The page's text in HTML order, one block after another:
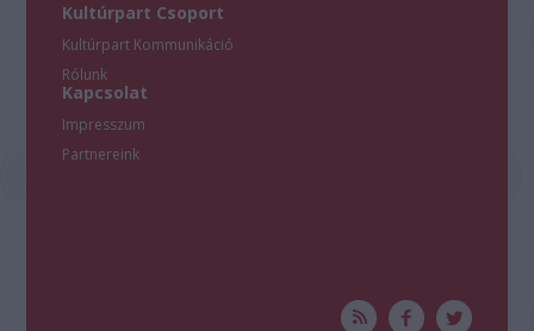
Kultúrpart Csoport
Kultúrpart Kommunikáció
Rólunk
Kapcsolat
Impresszum
Partnereink